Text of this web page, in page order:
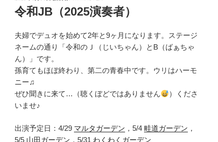
稿
日:
令和JB（2025演奏者）
夫婦でデュオを始めて2年と9ヶ月になります。ステージ
ネームの通り「令和のＪ（じいちゃん）とB（ばぁちゃ
ん）」です。
孫育てもほぼ終わり、第二の青春中です。ウリはハーモ
ニー♫
ぜひ聞きに来て…（聴くぼどではありません
）くださ
いませ♪
出演予定日：4/29 マルタガーデン ，5/4 畦道ガーデン ，
5/5 山田ガーデン ，5/31 わくわくガーデン